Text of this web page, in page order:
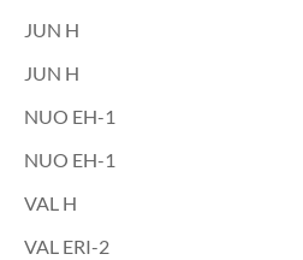
JUN H
JUN H
NUO EH-1
NUO EH-1
VAL H
VAL ERI-2